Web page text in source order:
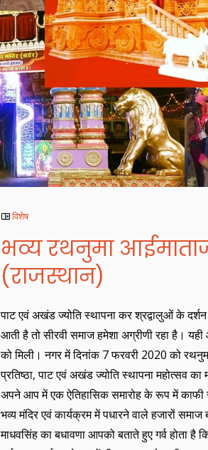
विशेष
भव्य रथनुमा
(राजस्थान)
पाट एवं अखंड ज्योति स्थापना कर श्रद्वालुओं के
आती है तो सीरवी समाज हमेशा अग्रीणी रहा है।
को मिली। नगर में दिनांक 7 फरवरी 2020 को
प्रतिष्ठा, पाट एवं अखंड ज्योति स्थापना महोत्सव
अपने आप में एक ऐतिहासिक समारोह के रूप में काफी
भव्य मंदिर एवं कार्यक्रम में पधारने वाले हजारों
माधवसिंह का बधावणा आपको बताते हुए गर्व होता है